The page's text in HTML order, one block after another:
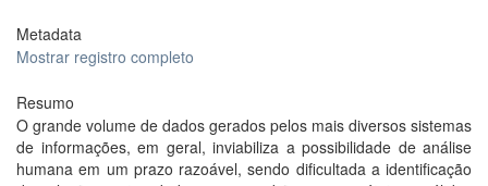
Metadata
Mostrar registro completo
Resumo
O grande volume de dados gerados pelos mais diversos sistemas
de informações, em geral, inviabiliza a possibilidade de análise
humana em um prazo razoável, sendo dificultada a identificação